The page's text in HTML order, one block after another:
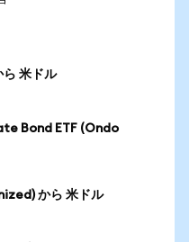
米ドル
Bond ETF (Ondo
から 米ドル